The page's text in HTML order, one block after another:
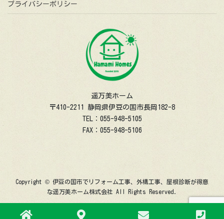
プライバシーポリシー
遥万美ホーム
〒410-2211 静岡県伊豆の国市長岡182-8
TEL：055-948-5105
FAX：055-948-5106
Copyright © 伊豆の国市でリフォーム工事、外構工事、屋根診断が得意
な遥万美ホーム株式会社 All Rights Reserved.